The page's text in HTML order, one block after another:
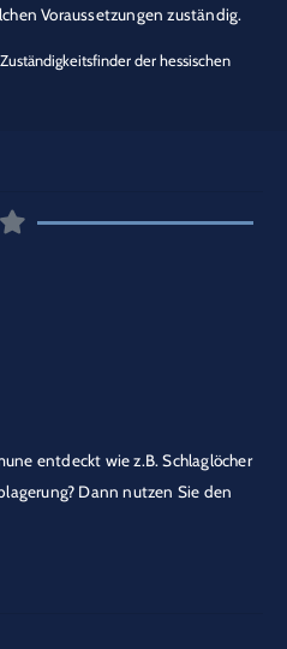
Voraussetzungen zuständig.
der hessischen
entdeckt wie z.B. Schlaglöcher
Dann nutzen Sie den